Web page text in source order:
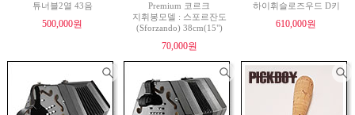
튜너블2열 43음
500,000원
Premium 코르크
지휘봉모델 : 스포르잔도
(Sforzando) 38cm(15")
70,000원
하이휘슬로즈우드 D키
610,000원